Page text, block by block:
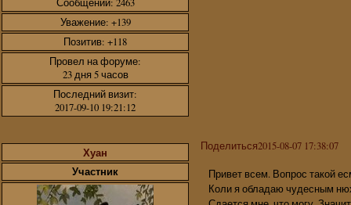
Уважение: +139
Позитив: +118
Провел на форуме:
23 дня 5 часов
Последний визит:
2017-09-10 19:21:12
Поделиться2015-08-07 17:38:07
Хуан
Участник
Привет всем. Вопрос такой
Коли я обладаю чудесным